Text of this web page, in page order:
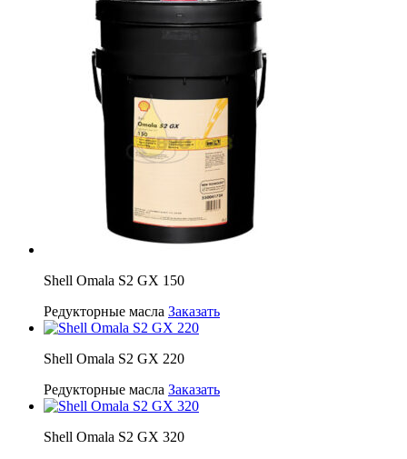
Shell Omala S2 GX 150
Редукторные масла Заказать
Shell Omala S2 GX 220
Редукторные масла Заказать
Shell Omala S2 GX 320